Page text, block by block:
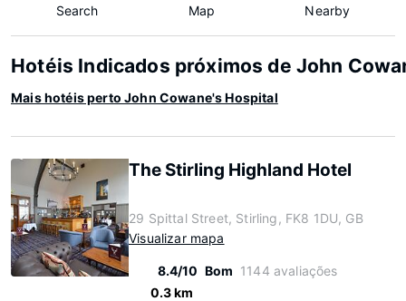
Search Map Nearby
Hotéis Indicados próximos de John
Mais hotéis perto John Cowane's Hospital
The Stirling Highland Hotel
29 Spittal Street, Stirling, FK8 1DU, GB
Visualizar mapa
8.4/10 Bom 1144 avaliações
0.3 km